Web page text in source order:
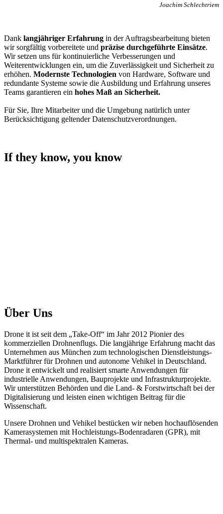
Joachim Schlechtriem
Dank langjähriger Erfahrung in der Auftragsbearbeitung bieten
wir sorgfältig vorbereitete und präzise durchgeführte Einsätze.
Wir setzen uns für kontinuierliche Verbesserungen und
Weiterentwicklungen ein, um die Zuverlässigkeit und Sicherheit zu
erhöhen. Modernste Technologien von Hardware, Software und
redundante Systeme sowie die Ausbildung und Erfahrung unseres
Teams garantieren ein hohes Maß an Sicherheit.
Für Sie, Ihre Mitarbeiter und die Umgebung natürlich unter
Berücksichtigung geltender Datenschutzverordnungen.
If they know, you know
Über Uns
Drone it ist seit dem „Take-Off“ im Jahr 2012 Pionier des
kommerziellen Drohnenflugs. Die langjährige Erfahrung macht das
Unternehmen aus München zum technologischen Dienstleistungs-
Marktführer für Drohnen und autonome Vehikel in Deutschland.
Drone it entwickelt und realisiert smarte Anwendungen für
industrielle Anwendungen, Bauprojekte und Infrastrukturprojekte.
Wir unterstützen Behörden und die Land- & Forstwirtschaft bei der
Digitalisierung und leisten einen wichtigen Beitrag für die
Wissenschaft.
Unsere Drohnen und Vehikel bestücken wir neben hochauflösenden
Kamerasystemen mit Hochleistungs-Bodenradaren (GPR), mit
Thermal- und multispektralen Kameras.